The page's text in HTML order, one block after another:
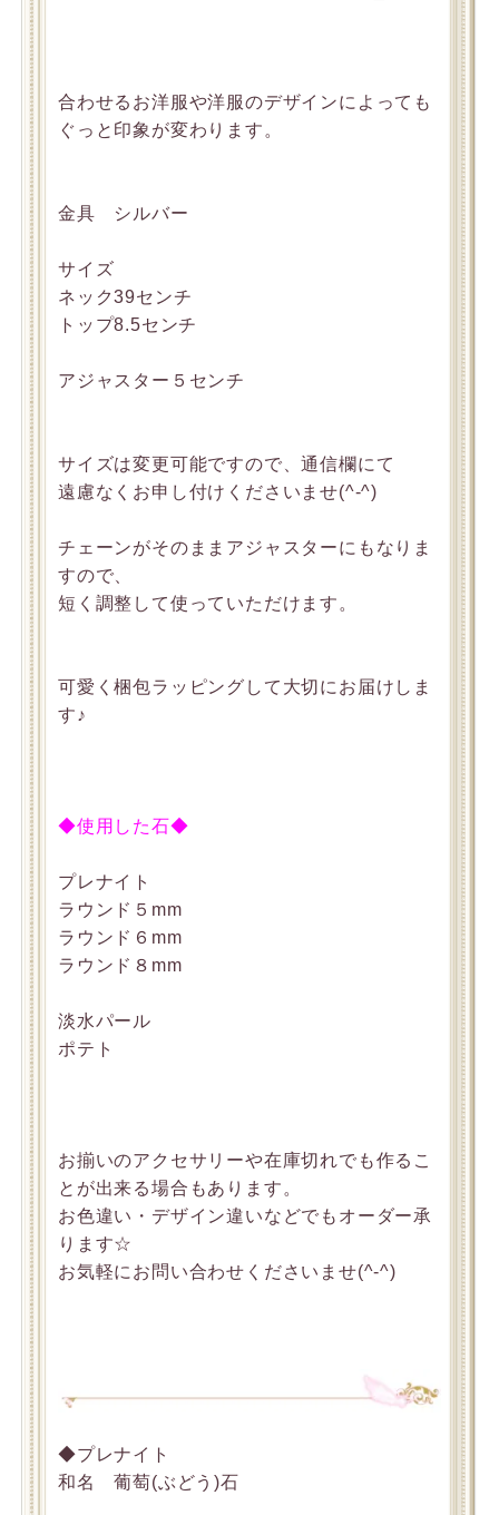
合わせるお洋服や洋服のデザインによっても
ぐっと印象が変わります。
金具 シルバー
サイズ
ネック39センチ
トップ8.5センチ
アジャスター５センチ
サイズは変更可能ですので、通信欄にて
遠慮なくお申し付けくださいませ(^-^)
チェーンがそのままアジャスターにもなりま
すので、
短く調整して使っていただけます。
可愛く梱包ラッピングして大切にお届けしま
す♪
◆使用した石◆
プレナイト
ラウンド５mm
ラウンド６mm
ラウンド８mm
淡水パール
ポテト
お揃いのアクセサリーや在庫切れでも作るこ
とが出来る場合もあります。
お色違い・デザイン違いなどでもオーダー承
ります☆
お気軽にお問い合わせくださいませ(^-^)
◆プレナイト
和名 葡萄(ぶどう)石